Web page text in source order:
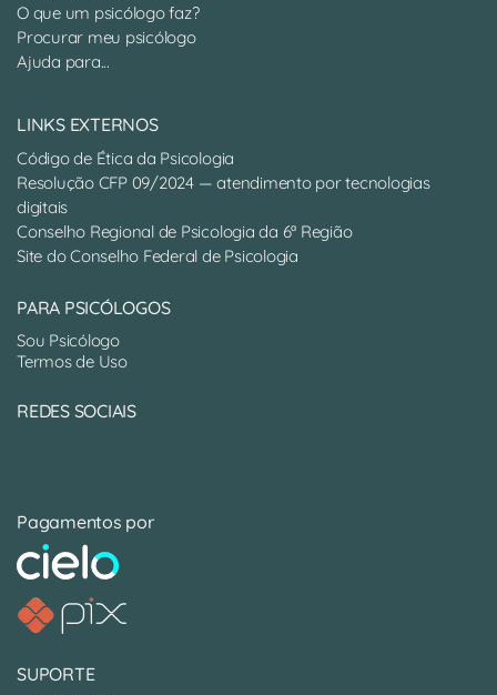
O que um psicólogo faz?
Procurar meu psicólogo
Ajuda para...
LINKS EXTERNOS
Código de Ética da Psicologia
Resolução CFP 09/2024 — atendimento por tecnologias
digitais
Conselho Regional de Psicologia da 6ª Região
Site do Conselho Federal de Psicologia
PARA PSICÓLOGOS
Sou Psicólogo
Termos de Uso
REDES SOCIAIS
Pagamentos por
SUPORTE